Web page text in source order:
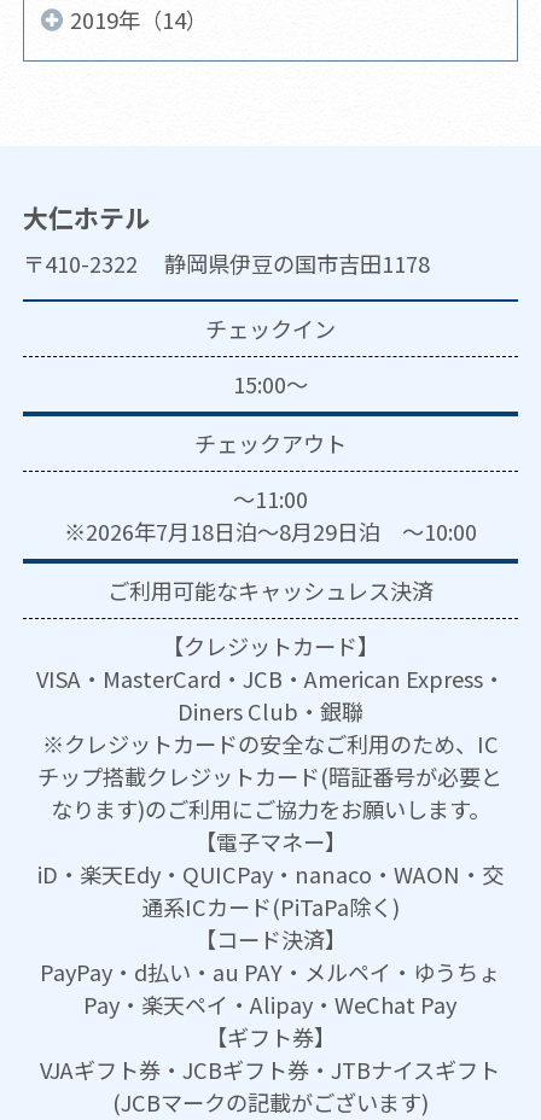
2019年（14）
大仁ホテル
〒410-2322 静岡県伊豆の国市吉田1178
チェックイン
15:00～
チェックアウト
～11:00
※2026年7月18日泊～8月29日泊 ～10:00
ご利用可能なキャッシュレス決済
【クレジットカード】
VISA・MasterCard・JCB・American Express・
Diners Club・銀聯
※クレジットカードの安全なご利用のため、IC
チップ搭載クレジットカード(暗証番号が必要と
なります)のご利用にご協力をお願いします。
【電子マネー】
iD・楽天Edy・QUICPay・nanaco・WAON・交
通系ICカード(PiTaPa除く)
【コード決済】
PayPay・d払い・au PAY・メルペイ・ゆうちょ
Pay・楽天ペイ・Alipay・WeChat Pay
【ギフト券】
VJAギフト券・JCBギフト券・JTBナイスギフト
(JCBマークの記載がございます)